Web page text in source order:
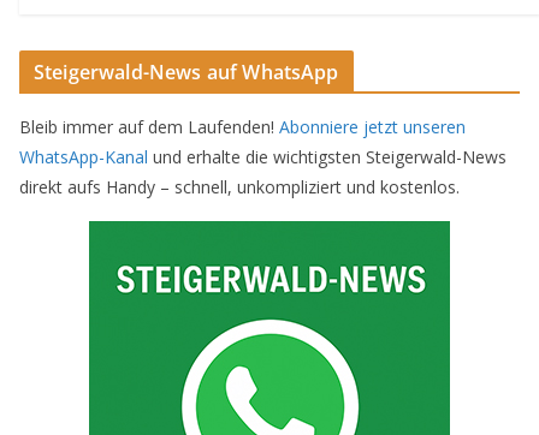
Steigerwald-News auf WhatsApp
Bleib immer auf dem Laufenden! Abonniere jetzt unseren
WhatsApp-Kanal und erhalte die wichtigsten Steigerwald-News
direkt aufs Handy – schnell, unkompliziert und kostenlos.